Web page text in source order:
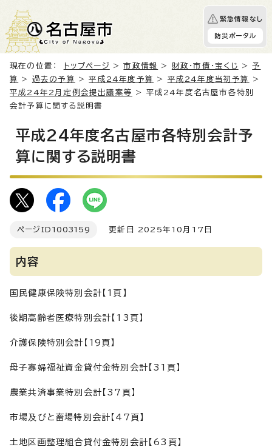
緊急情報なし
防災ポータル
現在の位置： トップページ >市政情報 > 財政・市債・宝くじ >予
算
> 過去の予算 >平成24年度予算 > 平成24年度当初予算
>
平成24年2月定例会提出議案等
> 平成24年度名古屋市各特別
会計予算に関する説明書
平成24年度名古屋市各特別会計予
算に関する説明書
ページID 1003159 更新日 2025年10月17日
内容
国民健康保険特別会計【1頁】
後期高齢者医療特別会計【13頁】
介護保険特別会計【19頁】
母子寡婦福祉資金貸付金特別会計【31頁】
農業共済事業特別会計【37頁】
市場及びと畜場特別会計【47頁】
土地区画整理組合貸付金特別会計【63頁】